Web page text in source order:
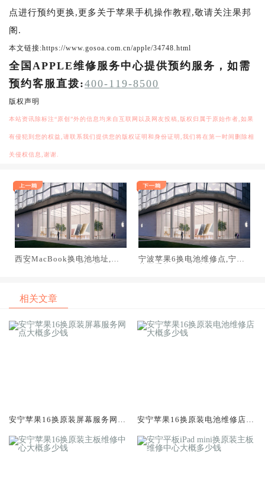
点进行预约更换,更多关于苹果手机操作教程,敬请关注果邦
阁.
本文链接:https://www.gosoa.com.cn/apple/34748.html
全国APPLE维修服务中心提供预约服务，如需
预约客服直拨:400-119-8500
版权声明
本站资讯除标注“原创”外的信息均来自互联网以及网友投稿,版权归属于原始作者,如果
有侵犯到您的权益,请联系我们提供您的版权证明和身份证明,我们将在第一时间删除相
关侵权信息,谢谢.
西安MacBook换电池地址,怎
宁波苹果6换电池维修点,宁波
相关文章
安宁苹果16换原装屏幕服务网点
安宁苹果16换原装电池维修店大